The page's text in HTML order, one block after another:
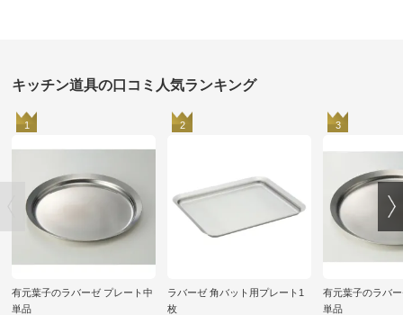
キッチン道具の口コミ人気ランキング
1
有元葉子のラバーゼ プレート中
単品
2
ラバーゼ 角バット用プレート1
枚
3
有元葉子のラバ
単品